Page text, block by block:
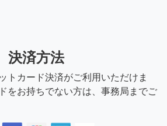
決済方法
トカード決済がご利用いただけま
をお持ちでない方は、事務局までご